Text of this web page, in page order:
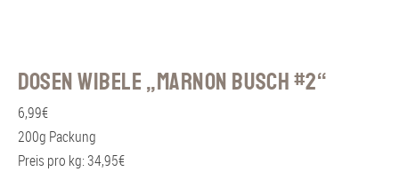
Dosen Wibele „Marnon Busch #2“
6,99€
200g Packung
Preis pro kg: 34,95€